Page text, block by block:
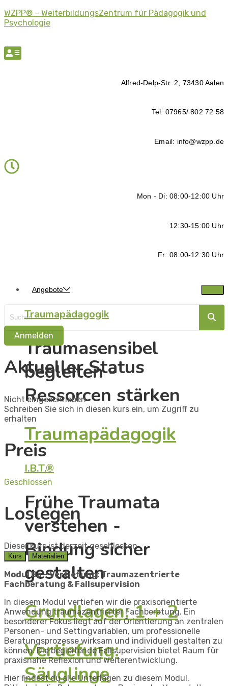
WZPP® – WeiterbildungsZentrum für Pädagogik und
Psychologie
Alfred-Delp-Str. 2, 73430 Aalen
Tel: 07965/ 802 72 58
Email: info@wzpp.de
Mon - Di: 08:00-12:00 Uhr
12:30-15:00 Uhr
Fr: 08:00-12:30 Uhr
Angebote
Traumapädagogik
Traumasensibel
begleiten -
Ressorcen stärken
Traumapädagogik
I.B.T.®
Frühe Traumata
verstehen -
Bindung sicher
gestalten
Grundlagen: 1 + 2
Vertiefung:
Säuglinge
Anmelden
Aktueller Status
Nicht eingeschrieben
Schreiben Sie sich in diesen kurs ein, um Zugriff zu
erhalten
Preis
Geschlossen
Loslegen
Dieser kurs ist derzeit geschlossen
Kurs Materialien
Modul 8a – Vertiefung: Traumazentrierte
Fachberatung & Fallsupervision
In diesem Modul vertiefen wir die praxisorientierte
Anwendung traumazentrierter Fachberatung. Ein
besonderer Fokus liegt auf der Orientierung an zentralen
Personen- und Settingvariablen, um professionelle
Beratungsprozesse wirksam und individuell gestalten zu
können. Die begleitende Fallsupervision bietet Raum für
praxisnahe Reflexion und Weiterentwicklung.
Hier findest du alle Unterlagen zu diesem Modul.